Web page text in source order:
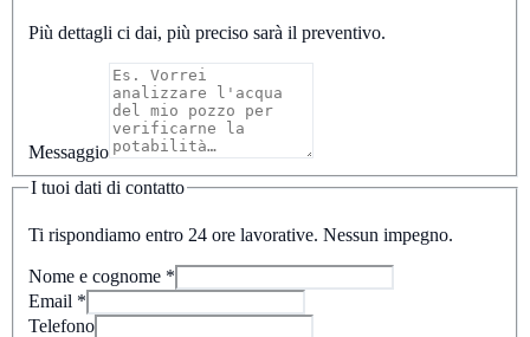
Più dettagli ci dai, più preciso sarà il preventivo.
Messaggio
I tuoi dati di contatto
Ti rispondiamo entro 24 ore lavorative. Nessun impegno.
Nome e cognome *
Email *
Telefono